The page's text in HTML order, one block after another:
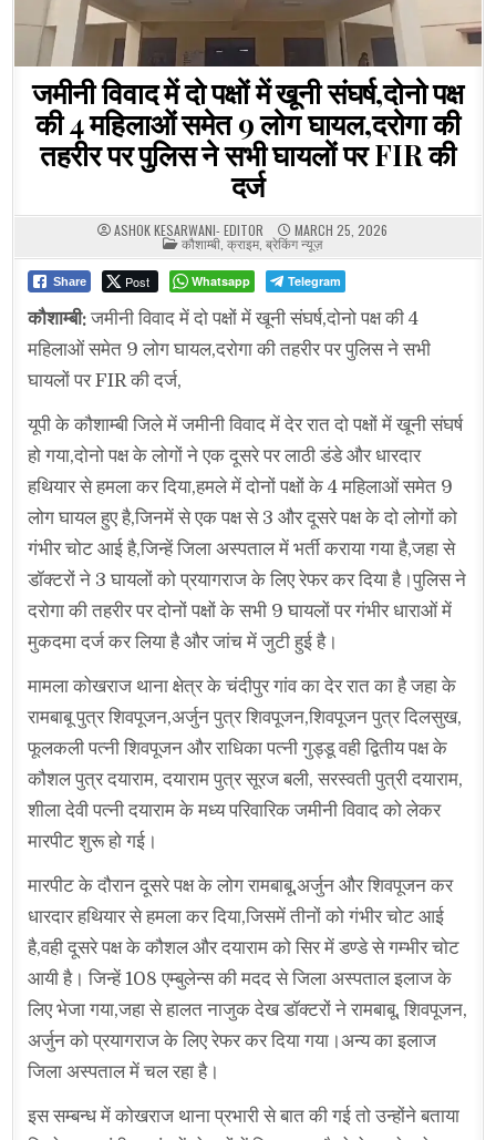
जमीनी विवाद में दो पक्षों में खूनी संघर्ष,दोनो पक्ष
की 4 महिलाओं समेत 9 लोग घायल,दरोगा की
तहरीर पर पुलिस ने सभी घायलों पर FIR की
दर्ज
ASHOK KESARWANI- EDITOR MARCH 25, 2026
POSTED
IN
कौशाम्बी ,क्राइम, ब्रेकिंग न्यूज़
Share Post Whatsapp Telegram
कौशाम्बी:जमीनी विवाद में दो पक्षों में खूनी संघर्ष,दोनो पक्ष की 4
महिलाओं समेत 9 लोग घायल,दरोगा की तहरीर पर पुलिस ने सभी
घायलों पर FIR की दर्ज,
यूपी के कौशाम्बी जिले में जमीनी विवाद में देर रात दो पक्षों में खूनी संघर्ष
हो गया,दोनो पक्ष के लोगों ने एक दूसरे पर लाठी डंडे और धारदार
हथियार से हमला कर दिया,हमले में दोनों पक्षों के 4 महिलाओं समेत 9
लोग घायल हुए है,जिनमें से एक पक्ष से 3 और दूसरे पक्ष के दो लोगों को
गंभीर चोट आई है,जिन्हें जिला अस्पताल में भर्ती कराया गया है,जहा से
डॉक्टरों ने 3 घायलों को प्रयागराज के लिए रेफर कर दिया है।पुलिस ने
दरोगा की तहरीर पर दोनों पक्षों के सभी 9 घायलों पर गंभीर धाराओं में
मुकदमा दर्ज कर लिया है और जांच में जुटी हुई है।
मामला कोखराज थाना क्षेत्र के चंदीपुर गांव का देर रात का है जहा के
रामबाबू पुत्र शिवपूजन,अर्जुन पुत्र शिवपूजन,शिवपूजन पुत्र दिलसुख,
फूलकली पत्नी शिवपूजन और राधिका पत्नी गुड्डू वही द्वितीय पक्ष के
कौशल पुत्र दयाराम, दयाराम पुत्र सूरज बली, सरस्वती पुत्री दयाराम,
शीला देवी पत्नी दयाराम के मध्य परिवारिक जमीनी विवाद को लेकर
मारपीट शुरू हो गई।
मारपीट के दौरान दूसरे पक्ष के लोग रामबाबू,अर्जुन और शिवपूजन कर
धारदार हथियार से हमला कर दिया,जिसमें तीनों को गंभीर चोट आई
है,वही दूसरे पक्ष के कौशल और दयाराम को सिर में डण्डे से गम्भीर चोट
आयी है। जिन्हें 108 एम्बुलेन्स की मदद से जिला अस्पताल इलाज के
लिए भेजा गया,जहा से हालत नाजुक देख डॉक्टरों ने रामबाबू, शिवपूजन,
अर्जुन को प्रयागराज के लिए रेफर कर दिया गया।अन्य का इलाज
जिला अस्पताल में चल रहा है।
इस सम्बन्ध में कोखराज थाना प्रभारी से बात की गई तो उन्होंने बताया